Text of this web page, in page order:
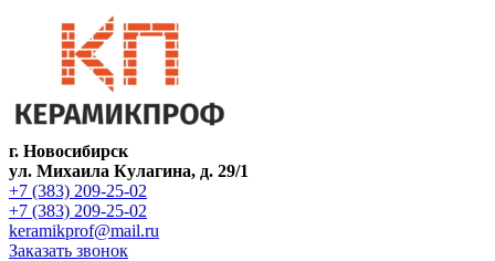
г. Новосибирск
ул. Михаила Кулагина, д. 29/1
+7 (383) 209-25-02
+7 (383) 209-25-02
keramikprof@mail.ru
Заказать звонок